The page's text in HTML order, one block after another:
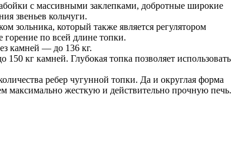
с массивными заклепками, добротные широкие
звеньев кольчуги.
зольника, который также является регулятором
горение по всей длине топки.
камней — до 136 кг.
кг камней. Глубокая топка позволяет использовать
ребер чугунной топки. Да и округлая форма
максимально жесткую и действительно прочную печь.